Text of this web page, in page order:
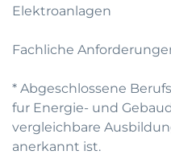
Elektroanlagen
Fachliche
* Abgeschlossene
fur Energie- und
vergleichbare
anerkannt ist.